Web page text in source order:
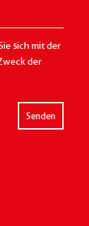
sich mit der
der